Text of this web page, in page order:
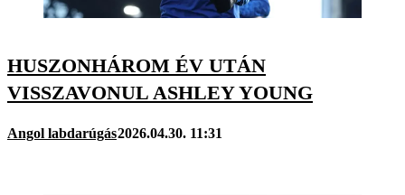
HUSZONHÁROM ÉV UTÁN
VISSZAVONUL ASHLEY YOUNG
Angol labdarúgás2026.04.30. 11:31